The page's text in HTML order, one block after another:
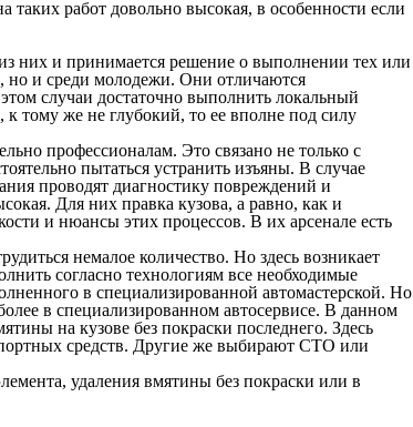
таких работ довольно высокая, в особенности если
них и принимается решение о выполнении тех или
но и среди молодежи. Они отличаются
случаи достаточно выполнить локальный
тому же не глубокий, то ее вполне под силу
профессионалам. Это связано не только с
пытаться устранить изъяны. В случае
проводят диагностику повреждений и
Для них правка кузова, а равно, как и
и нюансы этих процессов. В их арсенале есть
немалое количество. Но здесь возникает
согласно технологиям все необходимые
в специализированной автомастерской. Но
в специализированном автосервисе. В данном
на кузове без покраски последнего. Здесь
средств. Другие же выбирают СТО или
удаления вмятины без покраски или в